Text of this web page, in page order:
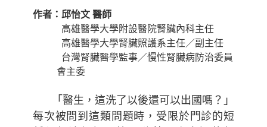
作者：邱怡文 醫師
高雄醫學大學附設醫院腎臟內科主任
高雄醫學大學腎臟照護系主任／副主任
台灣腎臟醫學監事／慢性腎臟病防治委員
會主委
「醫生，這洗了以後還可以出國嗎？」
每次被問到這類問題時，受限於門診的短